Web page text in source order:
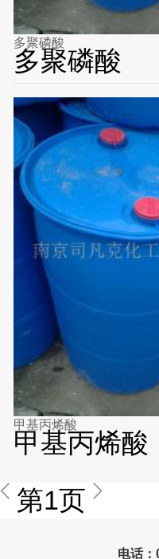
多聚磷酸
多聚磷酸
甲基丙烯酸
甲基丙烯酸
第1页
电话